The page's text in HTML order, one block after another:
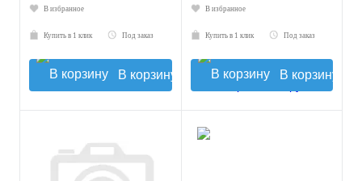
В избранное
Купить в 1 клик Под заказ
В корзину
В избранное
Купить в 1 клик Под заказ
В корзину